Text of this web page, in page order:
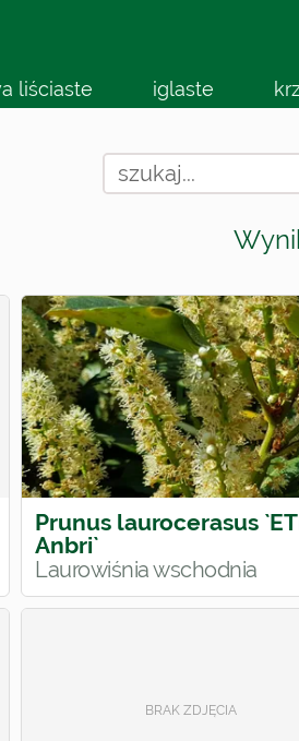
liściaste iglaste
Prunus laurocerasus
Anbri`
Laurowiśnia wschodnia